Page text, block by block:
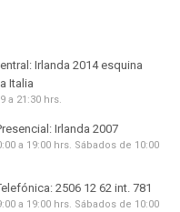
Irlanda 2014 esquina
Italia
a 21:30 hrs.
Irlanda 2007
a 19:00 hrs. Sábados de 10:00
2506 12 62 int. 781
a 19:00 hrs. Sábados de 10:00